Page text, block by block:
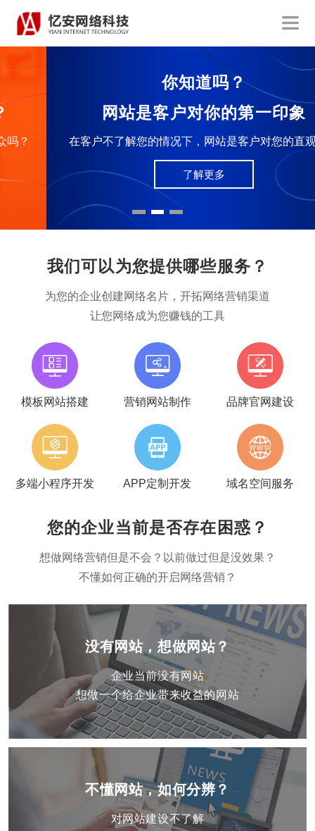
你知道吗？
网站是客户对你的第一印象
在客户不了解您的情况下，网站是客户对您的直观感受
我们可以为您提供哪些服务？
为您的企业创建网络名片，开拓网络营销渠道
让您网络成为您赚钱的工具
模板网站搭建 营销网站制作 品牌官网建设
多端小程序开发 APP定制开发 域名空间服务
您的企业当前是否存在困惑？
想做网络营销但是不会？以前做过但是没效果？
不懂如何正确的开启网络营销？
没有网站，想做网站？
企业当前没有网站
想做一个给企业带来收益的网站
不懂网站，如何分辨？
对网站建设不了解